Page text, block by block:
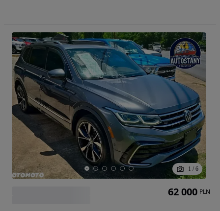
1 / 6
62 000 PLN